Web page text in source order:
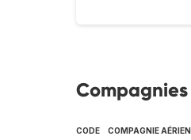
CODE COMPAGNIE